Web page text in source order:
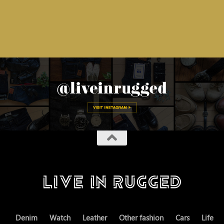
Denim Watch Leather Other fashion Cars Life